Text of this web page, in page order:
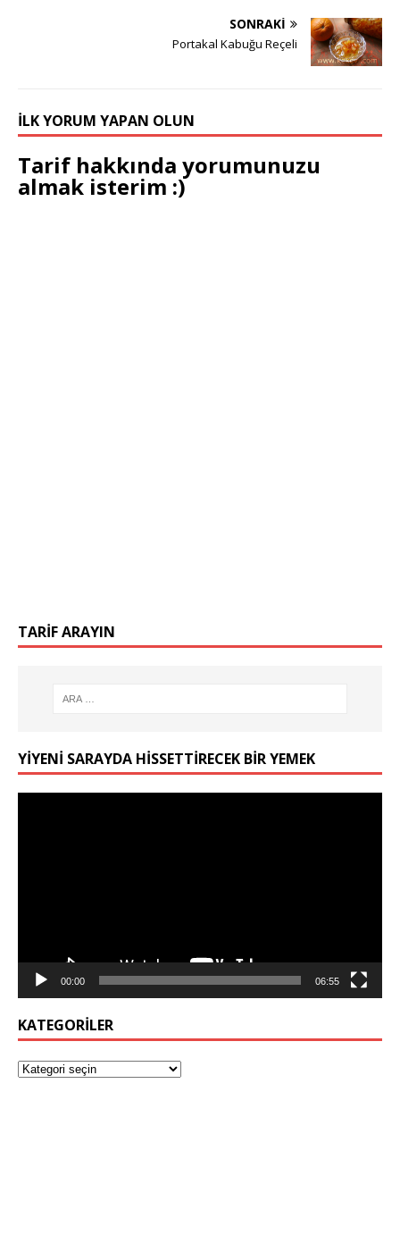
SONRAKI
Portakal Kabuğu Reçeli
İLK YORUM YAPAN OLUN
Tarif hakkında yorumunuzu
almak isterim :)
TARIF ARAYIN
YIYENI SARAYDA HISSETTIRECEK BIR YEMEK
00:00 06:55
KATEGORILER